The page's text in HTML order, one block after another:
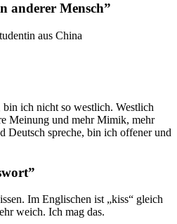
anderer Mensch”
aus China
bin ich nicht so westlich. Westlich
Meinung und mehr Mimik, mehr
Deutsch spreche, bin ich offener und
Im Englischen ist kiss
gleich
weich. Ich mag das.